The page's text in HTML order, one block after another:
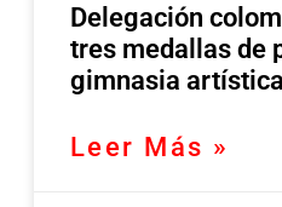
Delegación
tres medallas de
gimnasia artística
Leer Más »